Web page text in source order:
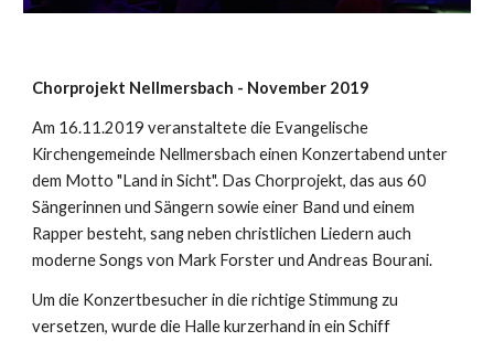
Chorprojekt Nellmersbach - November 2019
Am 16.11.2019 veranstaltete die Evangelische
Kirchengemeinde Nellmersbach einen Konzertabend unter
dem Motto "Land in Sicht". Das Chorprojekt, das aus 60
Sängerinnen und Sängern sowie einer Band und einem
Rapper besteht, sang neben christlichen Liedern auch
moderne Songs von Mark Forster und Andreas Bourani.
Um die Konzertbesucher in die richtige Stimmung zu
versetzen, wurde die Halle kurzerhand in ein Schiff